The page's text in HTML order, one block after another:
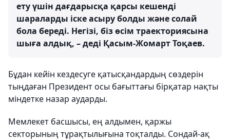
ету үшін дағдарысқа қарсы кешенді
шараларды іске асыру болды және солай
бола береді. Негізі, біз өсім траекториясына
шыға алдық, – деді Қасым-Жомарт Тоқаев.
Бұдан кейін кездесуге қатысқандардың сөздерін
тыңдаған Президент осы бағыттағы бірқатар нақты
міндетке назар аударды.
Мемлекет басшысы, ең алдымен, қаржы
секторының тұрақтылығына тоқталды. Сондай-ақ